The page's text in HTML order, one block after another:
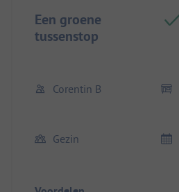
Een groene
tussenstop
Corentin B
Gezin